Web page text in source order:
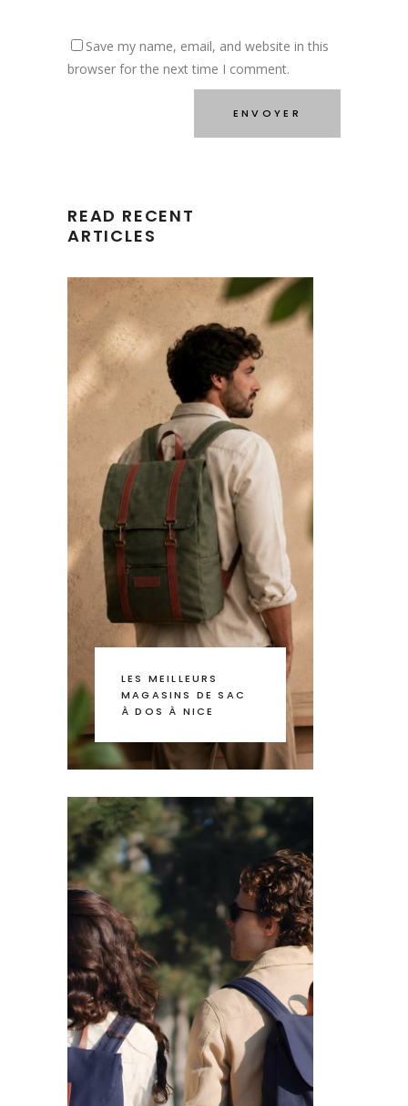
Save my name, email, and website in this
browser for the next time I comment.
READ RECENT
ARTICLES
LES MEILLEURS
MAGASINS DE SAC
À DOS À NICE